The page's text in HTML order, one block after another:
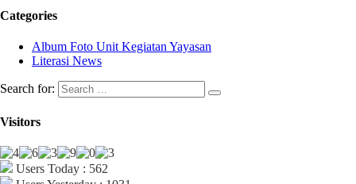
Categories
Album Foto Unit Kegiatan Yayasan
Literasi News
Search for:
Visitors
Users Today : 562